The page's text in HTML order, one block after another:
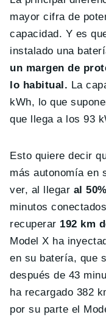
mayor cifra de
capacidad. Y es
instalado una
un margen de
lo habitual. La
kWh, lo que
que llega a los 93
Esto quiere decir
más autonomía en
ver, al llegar al 50%
minutos
recuperar 192 km
Model X ha
en su batería, que
después de 43
ha recargado 382
por su parte el